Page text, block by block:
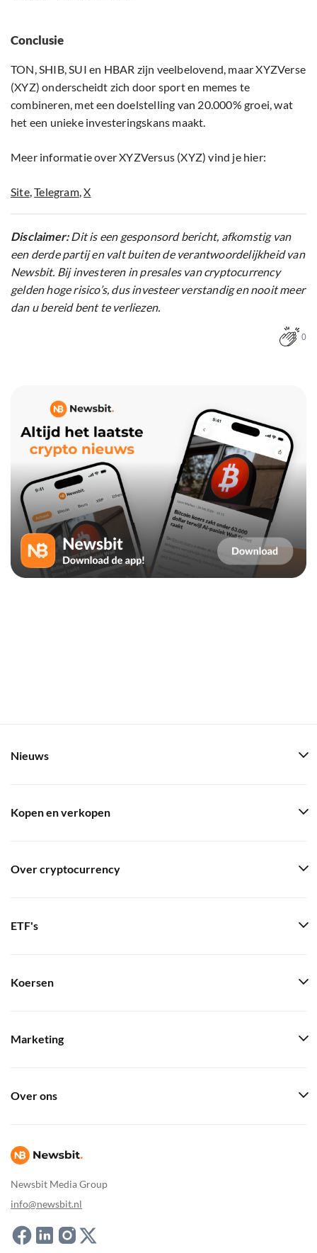
Conclusie
TON, SHIB, SUI en HBAR zijn veelbelovend, maar XYZVerse
(XYZ) onderscheidt zich door sport en memes te
combineren, met een doelstelling van 20.000% groei, wat
het een unieke investeringskans maakt.
Meer informatie over XYZVersus (XYZ) vind je hier:
Site,Telegram,X
Disclaimer:Dit is een gesponsord bericht, afkomstig van
een derde partij en valt buiten de verantwoordelijkheid van
Newsbit. Bij investeren in presales van cryptocurrency
gelden hoge risico’s, dus investeer verstandig en nooit meer
dan u bereid bent te verliezen.
0
Newsbit Media Group
info@newsbit.nl
Nieuws
Kopen en verkopen
Over cryptocurrency
ETF's
Koersen
Marketing
Over ons